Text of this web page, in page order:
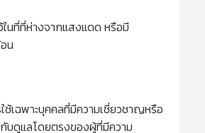
นที่ที่ห่างจากแสงแดด หรือมี
น
เฉพาะบุคคลที่มีความเชี่ยวชาญหรือ
บดูแลโดยตรงของผู้ที่มีความ